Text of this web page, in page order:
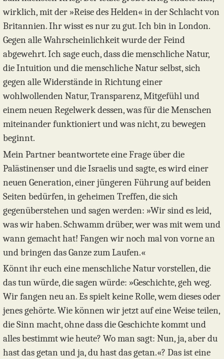
wirklich, mit der »Reise des Helden« in der Schlacht von
Britannien. Ihr wisst es nur zu gut. Ich bin in London.
Gegen alle Wahrscheinlichkeit wurde der Feind
abgewehrt. Ich sage euch, dass die menschliche Natur,
die Intuition und die menschliche Natur selbst, sich
gegen alle Widerstände in Richtung einer
wohlwollenden Natur, Transparenz, Mitgefühl und
einem neuen Regelwerk dessen, was für die Menschen
miteinander funktioniert und was nicht, zu bewegen
beginnt.
Mein Partner beantwortete eine Frage über die
Palästinenser und die Israelis und sagte, es wird einer
neuen Generation, einer jüngeren Führung auf beiden
Seiten bedürfen, in geheimen Treffen, die sich
gegenüberstehen und sagen werden: »Wir sind es leid,
was wir haben. Schwamm drüber, wer was mit wem und
wann gemacht hat! Fangen wir noch mal von vorne an
und bringen das Ganze zum Laufen.«
Könnt ihr euch eine menschliche Natur vorstellen, die
das tun würde, die sagen würde: »Geschichte, geh weg.
Wir fangen neu an. Es spielt keine Rolle, wem dieses oder
jenes gehörte. Wie können wir jetzt auf eine Weise teilen,
die Sinn macht, ohne dass die Geschichte kommt und
alles bestimmt wie heute? Wo man sagt: Nun, ja, aber du
hast das getan und ja, du hast das getan.«? Das ist eine